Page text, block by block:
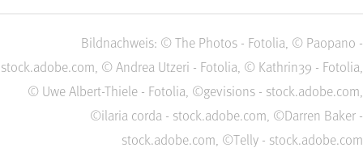
Bildnachweis: © The Photos - Fotolia, © Paopano -
stock.adobe.com, © Andrea Utzeri - Fotolia, © Kathrin39 - Fotolia,
© Uwe Albert-Thiele - Fotolia, ©gevisions - stock.adobe.com,
©ilaria corda - stock.adobe.com, ©Darren Baker -
stock.adobe.com, ©Telly - stock.adobe.com